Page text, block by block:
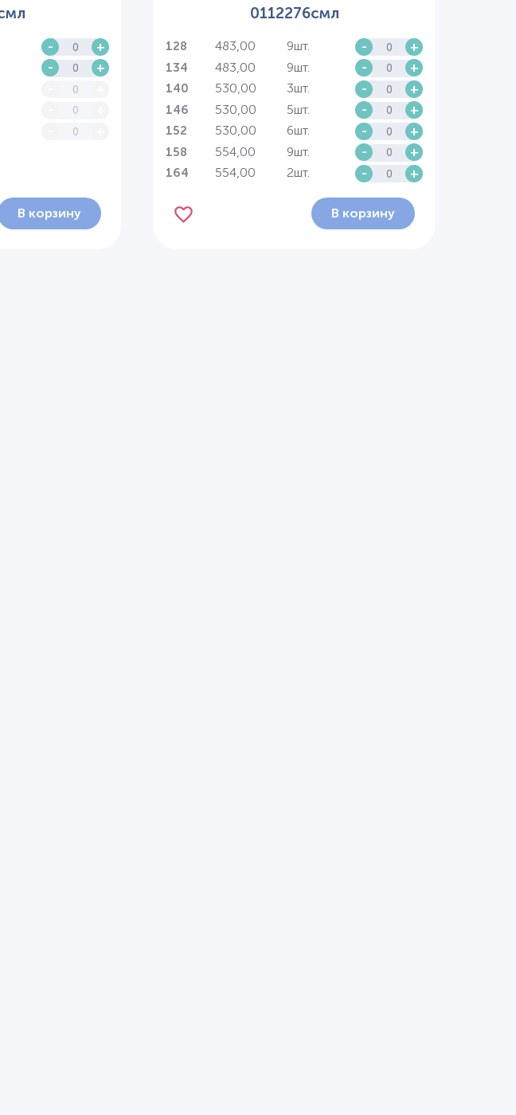
- +
- +
В корзину
0112276смл
128 483,00 9шт. - +
134 483,00 9шт. - +
140 530,00 3шт. - +
146 530,00 5шт. - +
152 530,00 6шт. - +
158 554,00 9шт. - +
164 554,00 2шт. - +
В корзину